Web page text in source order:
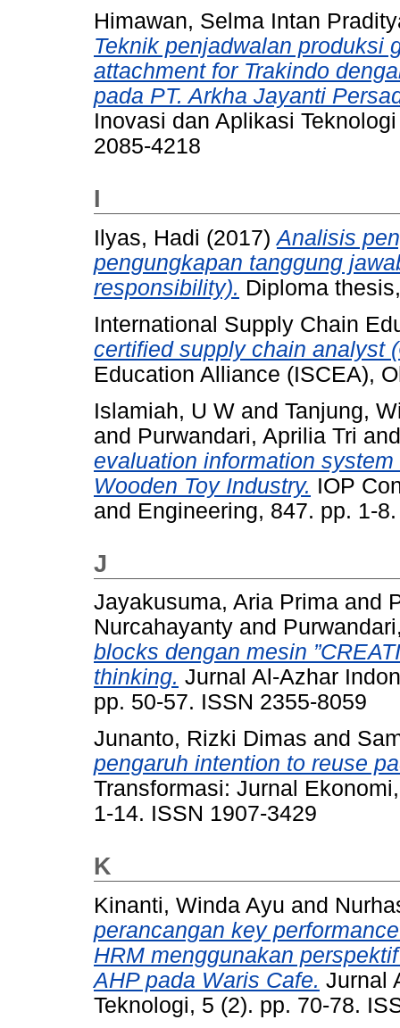
Himawan, Selma Intan
Teknik penjadwalan produksi
attachment for Trakindo
pada PT. Arkha Jayanti
Inovasi dan Aplikasi
2085-4218
I
Ilyas, Hadi (2017)Analisis
pengungkapan tanggung
responsibility). Diploma
International Supply Chain
certified supply chain analyst
Education Alliance (ISCEA),
Islamiah, U W and Tanjung,
and Purwandari, Aprilia Tri
evaluation information
Wooden Toy Industry. IOP
and Engineering, 847. pp. 1-
J
Jayakusuma, Aria Prima and
Nurcahayanty and
blocks dengan mesin
thinking. Jurnal Al-Azhar
pp. 50-57. ISSN 2355-8059
Junanto, Rizki Dimas and
pengaruh intention to reuse
Transformasi: Jurnal
1-14. ISSN 1907-3429
K
Kinanti, Winda Ayu and
perancangan key
HRM menggunakan
AHP pada Waris Cafe. Jurnal
Teknologi, 5 (2). pp. 70-78.